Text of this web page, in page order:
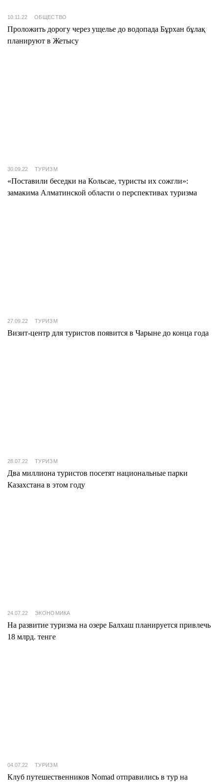
10.11.22 ОБЩЕСТВО
Проложить дорогу через ущелье до водопада Бұрхан бұлақ
планируют в Жетысу
30.09.22 ТУРИЗМ
«Поставили беседки на Кольсае, туристы их сожгли»:
замакима Алматинской области о перспективах туризма
27.09.22 ТУРИЗМ
Визит-центр для туристов появится в Чарыне до конца года
28.07.22 ТУРИЗМ
Два миллиона туристов посетят национальные парки
Казахстана в этом году
24.07.22 ЭКОНОМИКА
На развитие туризма на озере Балхаш планируется привлечь
18 млрд. тенге
04.07.22 ТУРИЗМ
Клуб путешественников Nomad отправились в тур на